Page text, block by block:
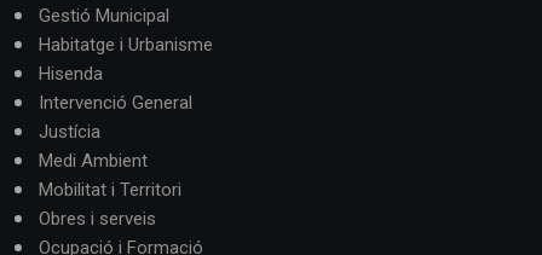
Gestió Municipal
Habitatge i Urbanisme
Hisenda
Intervenció General
Justícia
Medi Ambient
Mobilitat i Territori
Obres i serveis
Ocupació i Formació